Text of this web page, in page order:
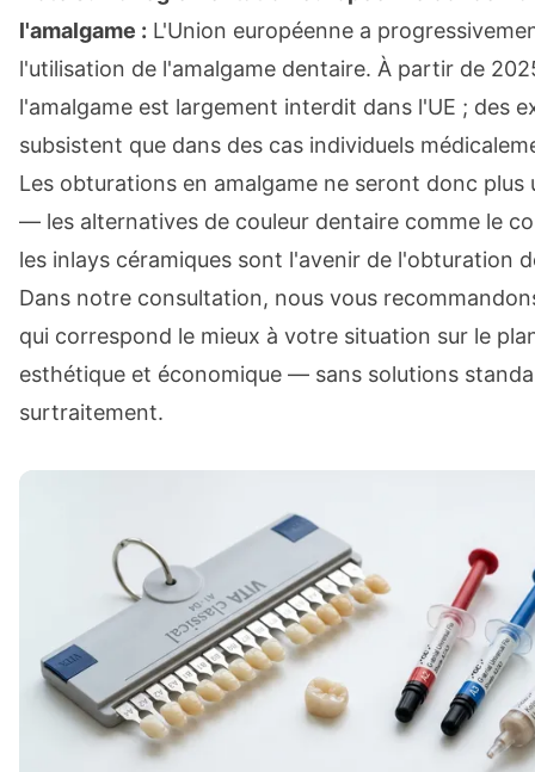
l'amalgame : L'Union européenne a
l'utilisation de l'amalgame dentaire. À partir de
l'amalgame est largement interdit dans l'UE ; des
subsistent que dans des cas individuels
Les obturations en amalgame ne seront donc plus
— les alternatives de couleur dentaire comme le
les inlays céramiques sont l'avenir de l'obturation
Dans notre consultation, nous vous
qui correspond le mieux à votre situation sur le
esthétique et économique — sans solutions
surtraitement.